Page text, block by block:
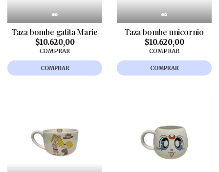
Taza bombe gatita Marie
$10.620,00
COMPRAR
COMPRAR
Taza bombe unicornio
$10.620,00
COMPRAR
COMPRAR